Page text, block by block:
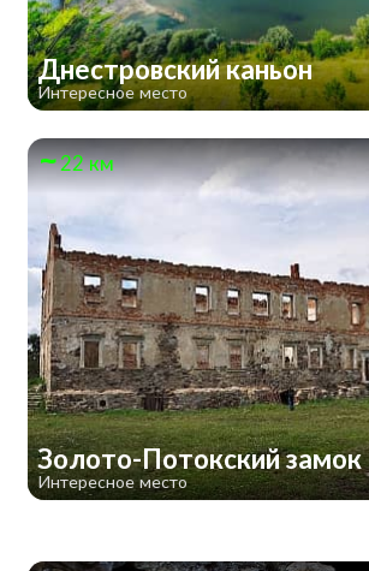
Днестровский каньон
Интересное место
22 км
Золото-Потокский замок
Интересное место